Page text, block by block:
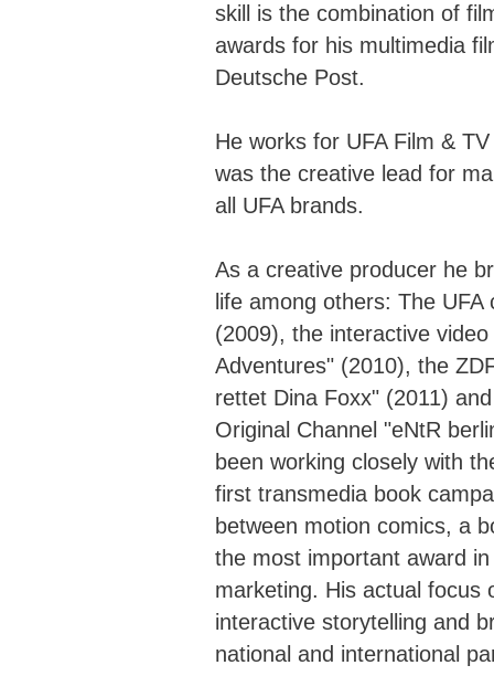
skill is the combination of
awards for his multimedia
Deutsche Post.
He works for UFA Film &
was the creative lead for
all UFA brands.
As a creative producer he
life among others: The
(2009), the interactive
Adventures" (2010), the
rettet Dina Foxx" (2011)
Original Channel "eNtR
been working closely with
first transmedia book
between motion comics, a
the most important award
marketing. His actual focus
interactive storytelling and
national and international